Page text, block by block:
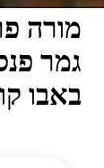
מורה
גמר
באבו